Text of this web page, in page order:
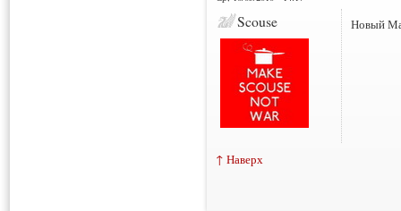
Scouse Новый
↑ Наверх